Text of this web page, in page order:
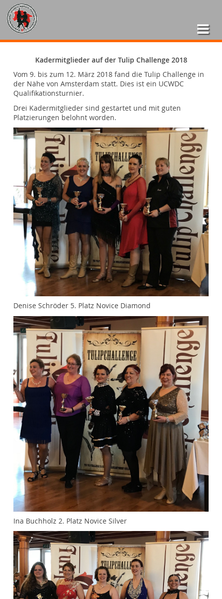
Kadermitglieder auf der Tulip Challenge 2018
Vom 9. bis zum 12. März 2018 fand die Tulip Challenge in
der Nähe von Amsterdam statt. Dies ist ein UCWDC
Qualifikationsturnier.
Drei Kadermitglieder sind gestartet und mit guten
Platzierungen belohnt worden.
Denise Schröder 5. Platz Novice Diamond
Ina Buchholz 2. Platz Novice Silver